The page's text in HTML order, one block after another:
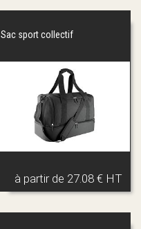
Sac sport collectif
à partir de 27.08 € HT